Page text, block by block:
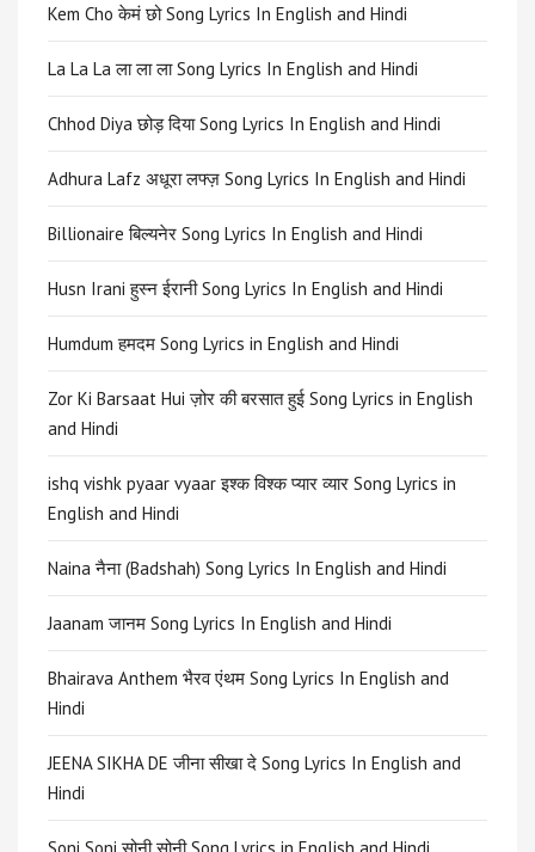
Kem Cho केमं छो Song Lyrics In English and Hindi
La La La ला ला ला Song Lyrics In English and Hindi
Chhod Diya छोड़ दिया Song Lyrics In English and Hindi
Adhura Lafz अधूरा लफ्ज़ Song Lyrics In English and Hindi
Billionaire बिल्यनेर Song Lyrics In English and Hindi
Husn Irani हुस्न ईरानी Song Lyrics In English and Hindi
Humdum हमदम Song Lyrics in English and Hindi
Zor Ki Barsaat Hui ज़ोर की बरसात हुई Song Lyrics in English
and Hindi
ishq vishk pyaar vyaar इश्क विश्क प्यार व्यार Song Lyrics in
English and Hindi
Naina नैना (Badshah) Song Lyrics In English and Hindi
Jaanam जानम Song Lyrics In English and Hindi
Bhairava Anthem भैरव एंथम Song Lyrics In English and
Hindi
JEENA SIKHA DE जीना सीखा दे Song Lyrics In English and
Hindi